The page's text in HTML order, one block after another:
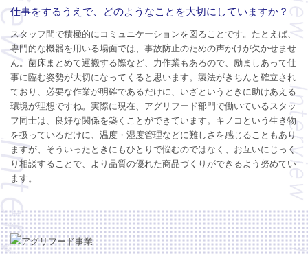
仕事をするうえで、どのようなことを大切にしていますか？
スタッフ間で積極的にコミュニケーションを図ることです。たとえば、
専門的な機器を用いる場面では、事故防止のための声かけが欠かせませ
ん。菌床まとめて運搬する際など、力作業もあるので、励ましあって仕
事に臨む姿勢が大切になってくると思います。製法がきちんと確立され
ており、必要な作業が明確であるだけに、いざというときに助けあえる
環境が理想ですね。実際に現在、アグリフード部門で働いているスタッ
フ同士は、良好な関係を築くことができています。キノコという生き物
を扱っているだけに、温度・湿度管理などに難しさを感じることもあり
ますが、そういったときにもひとりで悩むのではなく、お互いにじっく
り相談することで、より品質の優れた商品づくりができるよう努めてい
ます。